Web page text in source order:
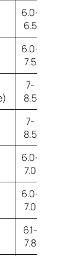
6.0-
6.5
6.0-
7.5
7-
8.5
7-
8.5
6.0-
7.0
6.0-
7.0
6.1-
7.8